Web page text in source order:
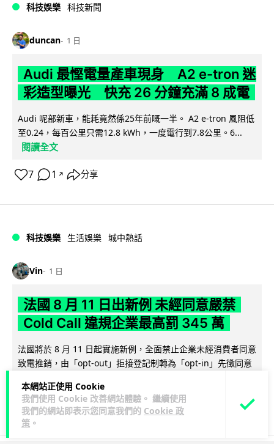
本網站正使用 Cookie
我們使用 Cookie 改善網站體驗。 繼續使用
我們的網站即表示您同意我們的 Cookie 政
策 。
科技娛樂 科技新聞
duncan 1 日
Audi 最慳電量產車現身 A2 e-tron 迷
彩造型曝光 快充 26 分鐘充滿 8 成電
Audi 呢部新車，能耗竟然係25年前嘅一半。 A2 e-tron 風阻低
至0.24，每百公里只需12.8 kWh，一度電行到7.8公里。6...
閱讀全文
7 1 ↗ 分享
科技娛樂 生活娛樂 城中熱話
Vin 1 日
法國 8 月 11 日出新例 未經同意嚴禁
Cold Call 違規企業最高罰 345 萬
法國將於 8 月 11 日起實施新例，全面禁止企業未經消費者同意
致電推銷，由「opt-out」拒接登記制轉為「opt-in」先徵同意
331 26 ↗ 分享